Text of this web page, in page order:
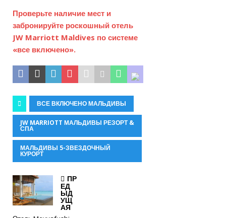
Проверьте наличие мест и
забронируйте роскошный отель
JW Marriott Maldives по системе
«все включено».
ВСЕ ВКЛЮЧЕНО МАЛЬДИВЫ
JW MARRIOTT МАЛЬДИВЫ РЕЗОРТ &
СПА
МАЛЬДИВЫ 5-ЗВЕЗДОЧНЫЙ
КУРОРТ
ПР
ЕД
ЫД
УЩ
АЯ